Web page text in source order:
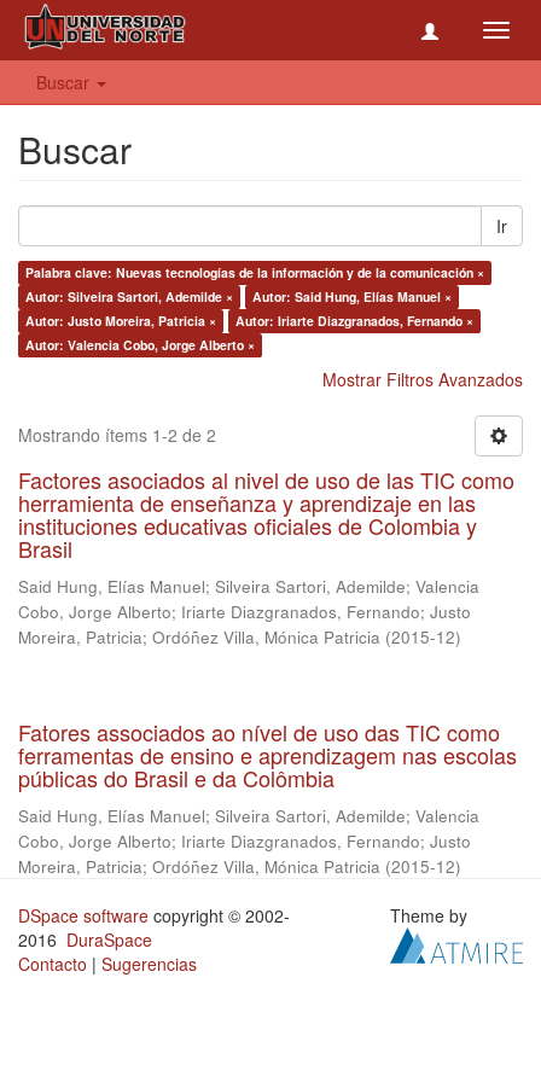
Buscar
Buscar
Ir
Palabra clave: Nuevas tecnologías de la información y de la comunicación ×
Autor: Silveira Sartori, Ademilde ×
Autor: Said Hung, Elías Manuel ×
Autor: Justo Moreira, Patricia ×
Autor: Iriarte Diazgranados, Fernando ×
Autor: Valencia Cobo, Jorge Alberto ×
Mostrar Filtros Avanzados
Mostrando ítems 1-2 de 2
Factores asociados al nivel de uso de las TIC como
herramienta de enseñanza y aprendizaje en las
instituciones educativas oficiales de Colombia y
Brasil
Said Hung, Elías Manuel; Silveira Sartori, Ademilde; Valencia
Cobo, Jorge Alberto; Iriarte Diazgranados, Fernando; Justo
Moreira, Patricia; Ordóñez Villa, Mónica Patricia (2015-12)
Fatores associados ao nível de uso das TIC como
ferramentas de ensino e aprendizagem nas escolas
públicas do Brasil e da Colômbia
Said Hung, Elías Manuel; Silveira Sartori, Ademilde; Valencia
Cobo, Jorge Alberto; Iriarte Diazgranados, Fernando; Justo
Moreira, Patricia; Ordóñez Villa, Mónica Patricia (2015-12)
DSpace software copyright © 2002-
2016 DuraSpace
Contacto | Sugerencias
Theme by